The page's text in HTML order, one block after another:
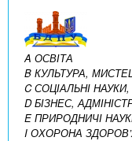
A ОСВІТА
B КУЛЬТУРА,
C СОЦІАЛЬНІ
D БІЗНЕС,
E ПРИРОДНИЧІ
I ОХОРОНА